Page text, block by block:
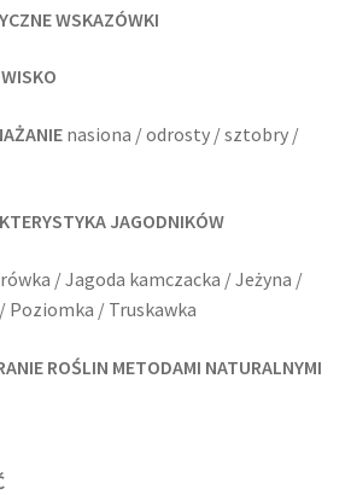
WSKAZÓWKI
nasiona / odrosty / sztobry /
JAGODNIKÓW
/ Jagoda kamczacka / Jeżyna /
Poziomka / Truskawka
ROŚLIN METODAMI NATURALNYMI